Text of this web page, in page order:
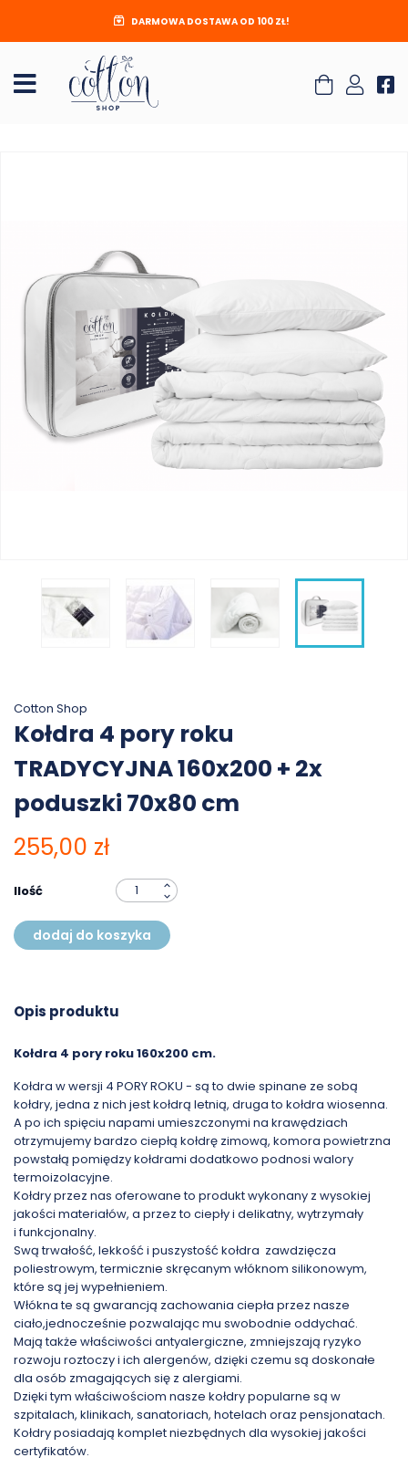
DARMOWA DOSTAWA OD 100 ZŁ!
Cotton Shop
Kołdra 4 pory roku
TRADYCYJNA 160x200 + 2x
poduszki 70x80 cm
255,00 zł
Ilość
dodaj do koszyka
Opis produktu
Kołdra 4 pory roku 160x200 cm.
Kołdra w wersji 4 PORY ROKU - są to dwie spinane ze sobą
kołdry, jedna z nich jest kołdrą letnią, druga to kołdra wiosenna.
A po ich spięciu napami umieszczonymi na krawędziach
otrzymujemy bardzo ciepłą kołdrę zimową, komora powietrzna
powstałą pomiędzy kołdrami dodatkowo podnosi walory
termoizolacyjne.
Kołdry przez nas oferowane to produkt wykonany z wysokiej
jakości materiałów, a przez to ciepły i delikatny, wytrzymały
i funkcjonalny.
Swą trwałość, lekkość i puszystość kołdra zawdzięcza
poliestrowym, termicznie skręcanym włóknom silikonowym,
które są jej wypełnieniem.
Włókna te są gwarancją zachowania ciepła przez nasze
ciało,jednocześnie pozwalając mu swobodnie oddychać.
Mają także właściwości antyalergiczne, zmniejszają ryzyko
rozwoju roztoczy i ich alergenów, dzięki czemu są doskonałe
dla osób zmagających się z alergiami.
Dzięki tym właściwościom nasze kołdry popularne są w
szpitalach, klinikach, sanatoriach, hotelach oraz pensjonatach.
Kołdry posiadają komplet niezbędnych dla wysokiej jakości
certyfikatów.